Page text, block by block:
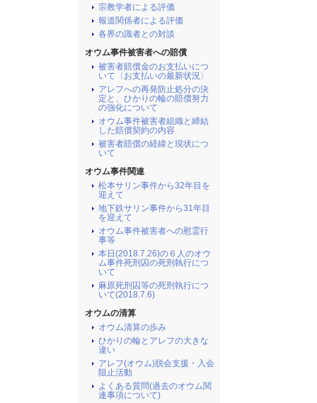
宗教学者による評価
報道関係者による評価
各界の識者との対談
オウム事件被害者への賠償
被害者賠償金のお支払いにつ
いて〈お支払いの最新状況〉
アレフへの再発防止処分の決
定と、ひかりの輪の賠償努力
の強化について
オウム事件被害者組織と締結
した賠償契約の内容
被害者賠償の経緯と現状につ
いて
オウム事件関連
松本サリン事件から32年目を
迎えて
地下鉄サリン事件から31年目
を迎えて
オウム事件被害者への慰霊行
事等
本日(2018.7.26)の６人のオウ
ム事件死刑囚の死刑執行につ
いて
麻原死刑囚等の死刑執行につ
いて(2018.7.6)
オウムの清算
オウム清算の歩み
ひかりの輪とアレフの大きな
違い
アレフ(オウム)脱会支援・入会
阻止活動
よくある質問(過去のオウム関
連事項について)